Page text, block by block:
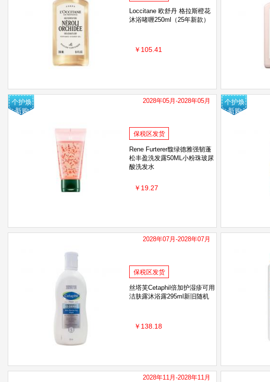
Loccitane 欧舒丹 格拉斯橙花
沐浴啫喱250ml（25年新款）
￥105.41
个护焕
新购
2028年05月-2028年05月
保税区发货
Rene Furterer馥绿德雅强韧蓬
松丰盈洗发露50ML小粉珠玻尿
酸洗发水
￥19.27
个护焕
新购
2028年07月-2028年07月
保税区发货
丝塔芙Cetaphil倍加护湿疹可用
洁肤露沐浴露295ml新旧随机
￥138.18
2028年11月-2028年11月